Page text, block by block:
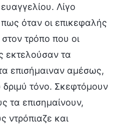
Λίγο
όταν οι επικεφαλής
τρόπο που οι
εκτελούσαν τα
επισήμαιναν αμέσως,
τόνο. Σκεφτόμουν
τα επισημαίνουν,
ντρόπιαζε και